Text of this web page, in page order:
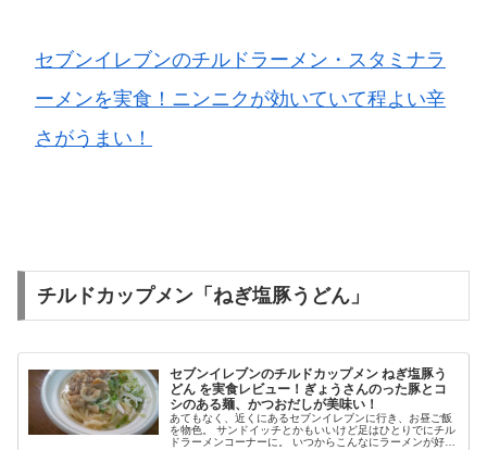
セブンイレブンのチルドラーメン・スタミナラ
ーメンを実食！ニンニクが効いていて程よい辛
さがうまい！
チルドカップメン「ねぎ塩豚うどん」
セブンイレブンのチルドカップメン ねぎ塩豚う
どん を実食レビュー！ぎょうさんのった豚とコ
シのある麺、かつおだしが美味い！
あてもなく、近くにあるセブンイレブンに行き、お昼ご飯
を物色。 サンドイッチとかもいいけど足はひとりでにチル
ドラーメンコーナーに。 いつからこんなにラーメンが好き